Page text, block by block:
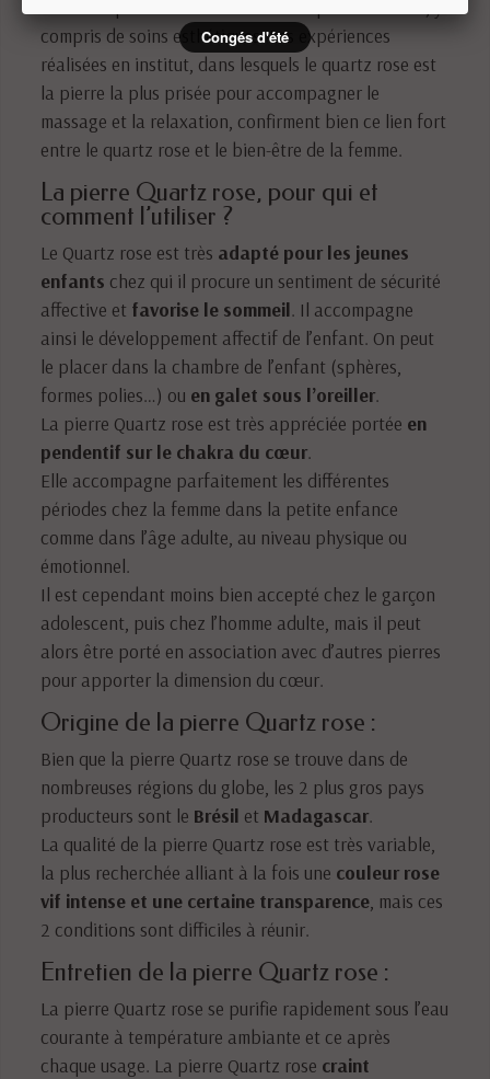
compris de soins esthétiques. Les expériences
réalisées en institut, dans lesquels le quartz rose est
la pierre la plus prisée pour accompagner le
massage et la relaxation, confirment bien ce lien fort
entre le quartz rose et le bien-être de la femme.
La pierre Quartz rose, pour qui et
comment l’utiliser ?
Le Quartz rose est très adapté pour les jeunes
enfants chez qui il procure un sentiment de sécurité
affective et favorise le sommeil. Il accompagne
ainsi le développement affectif de l’enfant. On peut
le placer dans la chambre de l’enfant (sphères,
formes polies…) ou en galet sous l’oreiller.
La pierre Quartz rose est très appréciée portée en
pendentif sur le chakra du cœur.
Elle accompagne parfaitement les différentes
périodes chez la femme dans la petite enfance
comme dans l’âge adulte, au niveau physique ou
émotionnel.
Il est cependant moins bien accepté chez le garçon
adolescent, puis chez l’homme adulte, mais il peut
alors être porté en association avec d’autres pierres
pour apporter la dimension du cœur.
Origine de la pierre Quartz rose :
Bien que la pierre Quartz rose se trouve dans de
nombreuses régions du globe, les 2 plus gros pays
producteurs sont le Brésil et Madagascar.
La qualité de la pierre Quartz rose est très variable,
la plus recherchée alliant à la fois une couleur rose
vif intense et une certaine transparence , mais ces
2 conditions sont difficiles à réunir.
Entretien de la pierre Quartz rose :
La pierre Quartz rose se purifie rapidement sous l’eau
courante à température ambiante et ce après
chaque usage. La pierre Quartz rose craint
Congés d'été